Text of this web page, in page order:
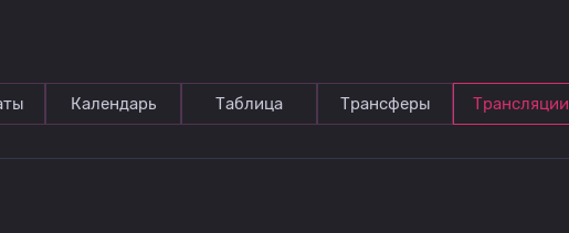
Календарь Таблица Трансферы Трансляции